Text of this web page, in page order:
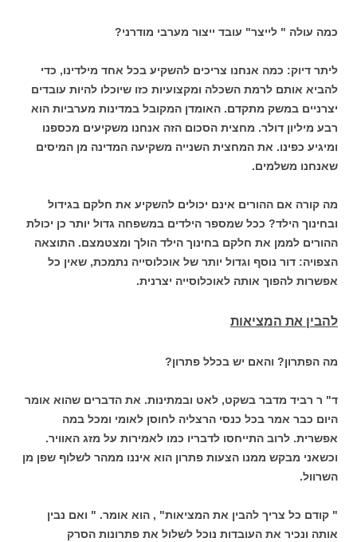
כמה עולה " לייצר" עובד ייצור מערבי מודרני?
ליתר דיוק: כמה אנחנו צריכים להשקיע בכל אחד מילדינו, כדי
להביא אותם לרמת השכלה ומקצועיות כזו שיוכלו להיות עובדים
יצרניים במשק מתקדם. האומדן המקובל במדינות מערביות הוא
רבע מיליון דולר. מחצית הסכום הזה אנחנו משקיעים מכספנו
ומיגיע כפינו. את המחצית השנייה משקיעה המדינה מן המיסים
שאנחנו משלמים.
מה קורה אם ההורים אינם יכולים להשקיע את חלקם בגידול
ובחינוך הילד? ככל שמספר הילדים במשפחה גדול יותר כן יכולת
ההורים לממן את חלקם בחינוך הילד הולך ומצטמצם. התוצאה
הצפויה: דור נוסף וגדול יותר של אוכלוסייה נתמכת, שאין כל
אפשרות להפוך אותה לאוכלוסייה יצרנית.
להבין את המציאות
מה הפתרון? והאם יש בכלל פתרון?
ד" ר רביד מדבר בשקט, לאט ובמתינות. את הדברים שהוא אומר
היום כבר אמר בכל כנסי הרצליה לחוסן לאומי ומכל במה
אפשרית. לרוב התייחסו לדבריו כמו לאמירות על מזג האוויר.
וכשאני מבקש ממנו הצעות פתרון הוא איננו ממהר לשלוף שפן מן
השרוול.
" קודם כל צריך להבין את המציאות" , הוא אומר. " ואם נבין
אותה ונכיר את העובדות נוכל לשלול את פתרונות הסרק